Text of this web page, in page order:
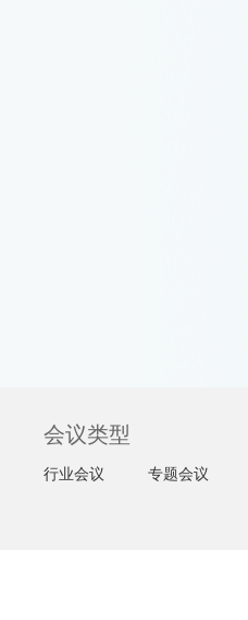
会议类型
行业会议 专题会议